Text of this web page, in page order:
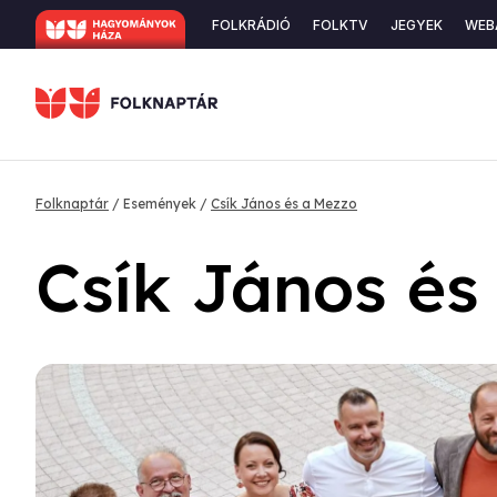
Ugrás
a
Secondary
FOLKRÁDIÓ FOLKTV JEGYEK
Morzsa
Folknaptár Események Csík János és a Mezzo
Csík János